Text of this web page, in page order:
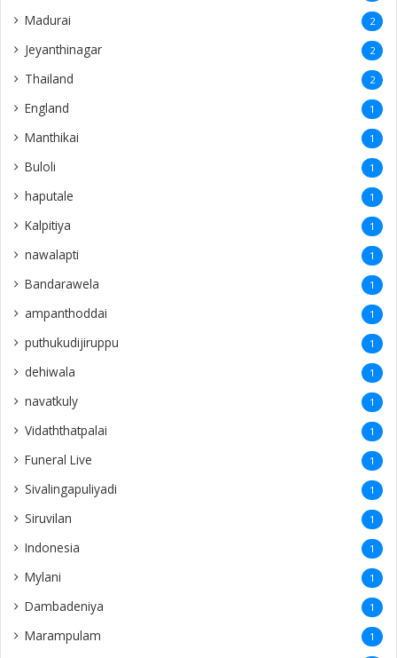
Madurai 2
Jeyanthinagar 2
Thailand 2
England 1
Manthikai 1
Buloli 1
haputale 1
Kalpitiya 1
nawalapti 1
Bandarawela 1
ampanthoddai 1
puthukudijiruppu 1
dehiwala 1
navatkuly 1
Vidaththatpalai 1
Funeral Live 1
Sivalingapuliyadi 1
Siruvilan 1
Indonesia 1
Mylani 1
Dambadeniya 1
Marampulam 1